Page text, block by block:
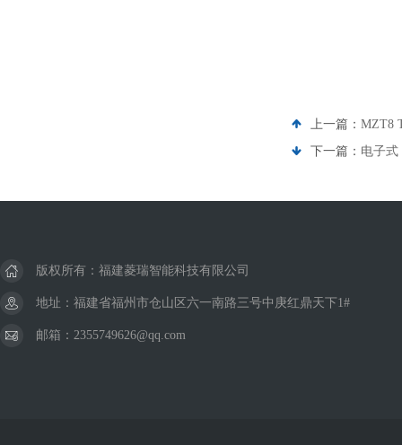
上一篇： MZT8
下一篇： 电子
版权所有：福建菱瑞智能科技有限公司
地址：福建省福州市仓山区六一南路三号中庚红鼎天下1#
邮箱：2355749626@qq.com